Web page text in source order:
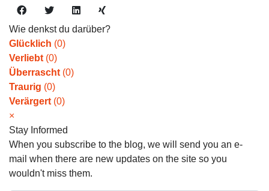
Wie denkst du darüber?
Glücklich (0)
Verliebt (0)
Überrascht (0)
Traurig (0)
Verärgert (0)
×
Stay Informed
When you subscribe to the blog, we will send you an e-
mail when there are new updates on the site so you
wouldn't miss them.